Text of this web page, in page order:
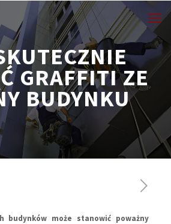
GRAFFITI ZE
BUDYNKU
budynków może stanowić poważny